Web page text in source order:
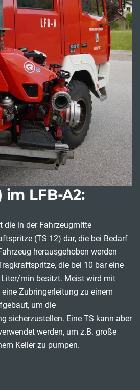
im LFB-A2:
die in der Fahrzeugmitte
(TS 12) dar, die bei Bedarf
herausgehoben werden
die bei 10 bar eine
min besitzt. Meist wird mit
Zubringerleitung zu einem
um die
sicherzustellen. Eine TS kann aber
werden, um z.B. große
Keller zu pumpen.